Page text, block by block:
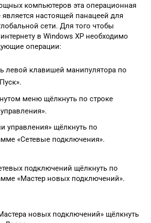
компьютеров эта операционная
настоящей панацеей для
сети. Для того чтобы
в Windows XP необходимо
операции:
левой клавишей манипулятора по
меню щёлкнуть по строке
управления» щёлкнуть по
«Сетевые подключения».
подключений щёлкнуть по
«Мастер новых подключений».
новых подключений» щёлкнуть